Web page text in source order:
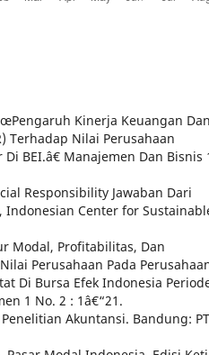
Kinerja Keuangan Dan
Terhadap Nilai Perusahaan
BEI.â€ Manajemen Dan Bisnis
Responsibility Jawaban Dari
Center for
Modal, Profitabilitas, Dan
Perusahaan Pada
Di Bursa Efek Indonesia
1 No. 2 : 1â€“21.
Akuntansi. Bandung: PT